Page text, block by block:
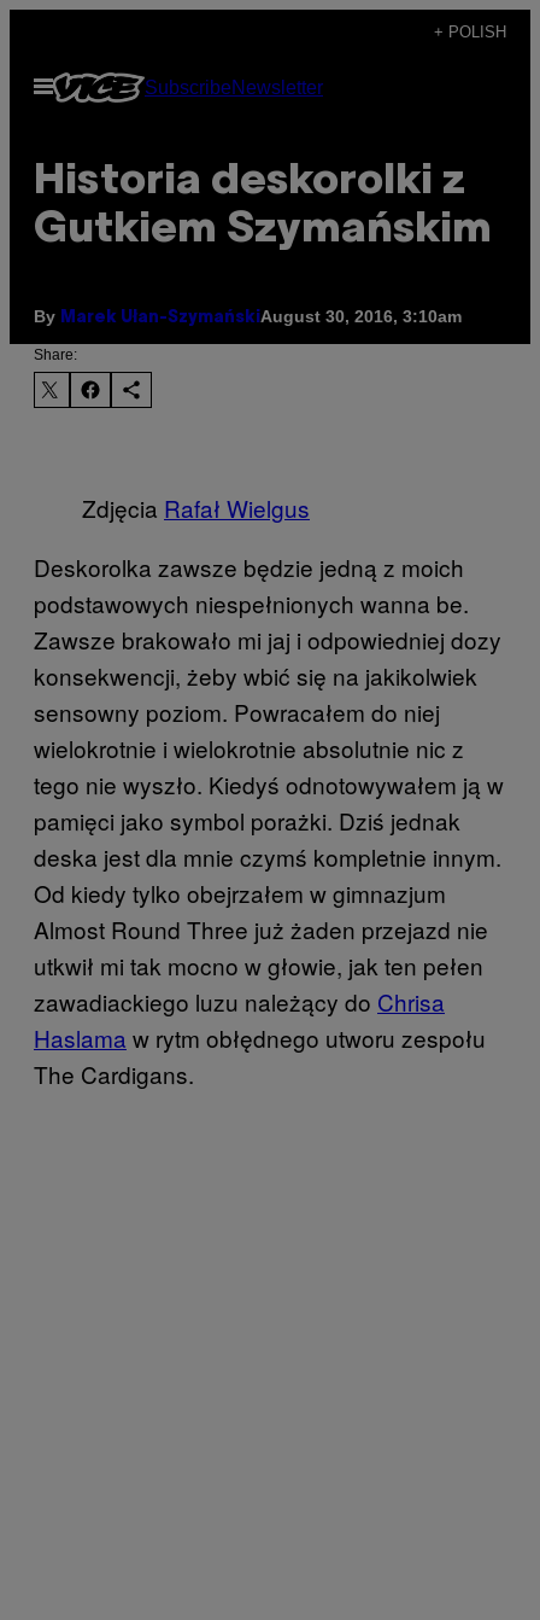
content
+ POLISH
Open
Menu
SubscribeNewsletter
Historia deskorolki z
Gutkiem Szymańskim
By Marek Ułan-SzymańskiAugust 30, 2016, 3:10am
Share:
Zdjęcia Rafał Wielgus
Deskorolka zawsze będzie jedną z moich
podstawowych niespełnionych wanna be.
Zawsze brakowało mi jaj i odpowiedniej dozy
konsekwencji, żeby wbić się na jakikolwiek
sensowny poziom. Powracałem do niej
wielokrotnie i wielokrotnie absolutnie nic z
tego nie wyszło. Kiedyś odnotowywałem ją w
pamięci jako symbol porażki. Dziś jednak
deska jest dla mnie czymś kompletnie innym.
Od kiedy tylko obejrzałem w gimnazjum
Almost Round Three już żaden przejazd nie
utkwił mi tak mocno w głowie, jak ten pełen
zawadiackiego luzu należący do Chrisa
Haslama w rytm obłędnego utworu zespołu
The Cardigans.